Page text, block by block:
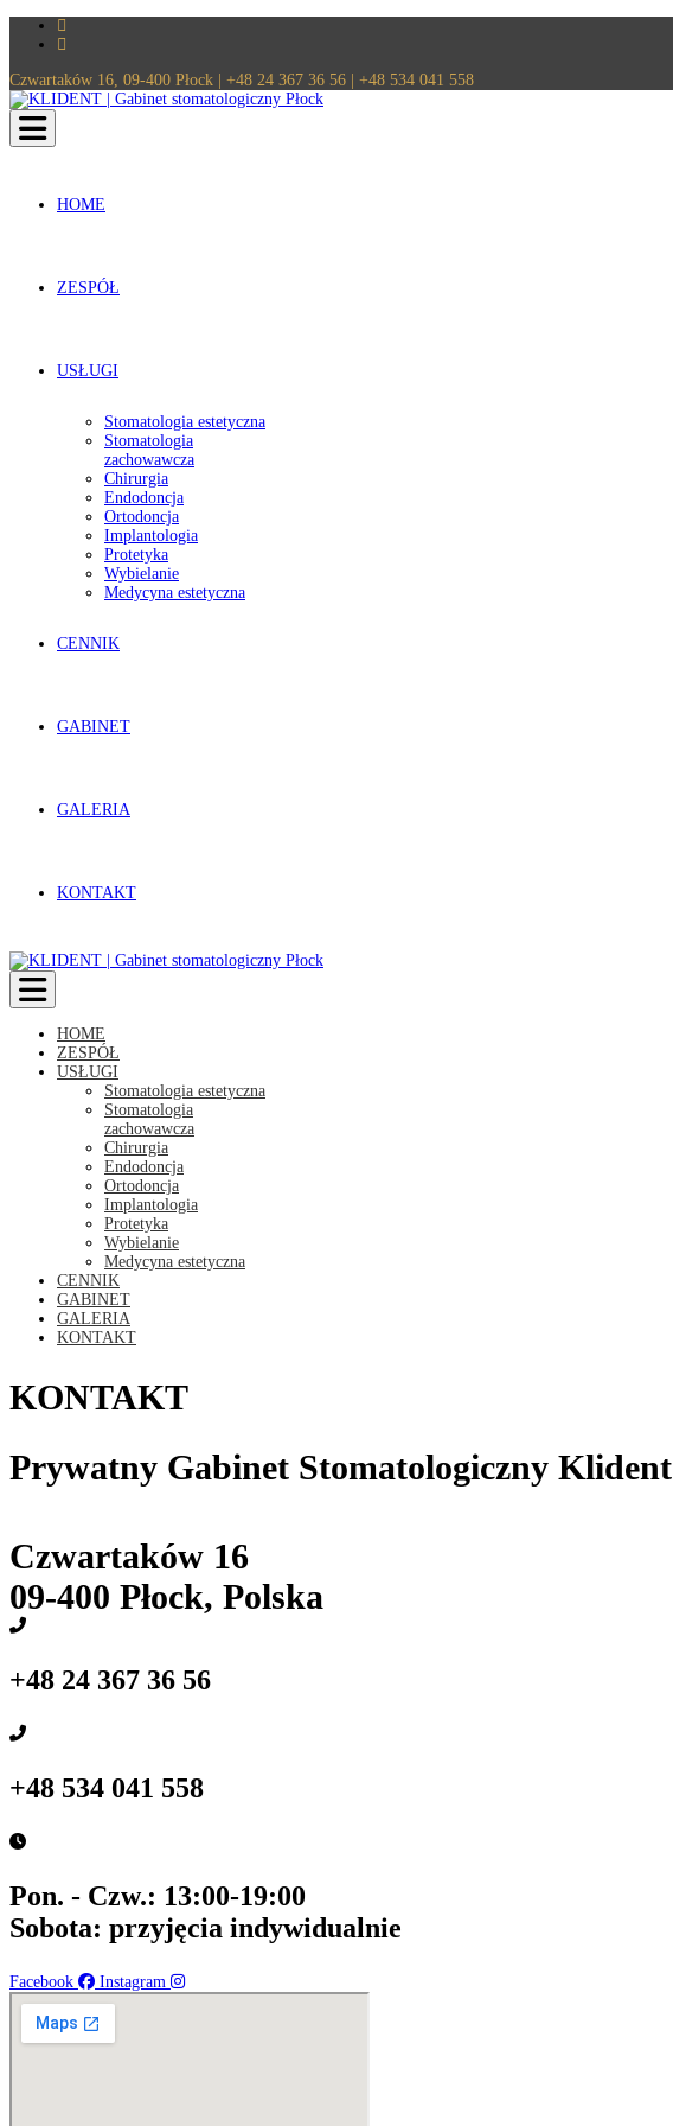
Czwartaków 16, 09-400 Płock | +48 24 367 36 56 | +48 534 041 558
Toggle navigation
HOME
ZESPÓŁ
USŁUGI
Stomatologia estetyczna
Stomatologia
zachowawcza
Chirurgia
Endodoncja
Ortodoncja
Implantologia
Protetyka
Wybielanie
Medycyna estetyczna
CENNIK
GABINET
GALERIA
KONTAKT
Toggle navigation
HOME
ZESPÓŁ
USŁUGI
Stomatologia estetyczna
Stomatologia
zachowawcza
Chirurgia
Endodoncja
Ortodoncja
Implantologia
Protetyka
Wybielanie
Medycyna estetyczna
CENNIK
GABINET
GALERIA
KONTAKT
KONTAKT
Prywatny Gabinet Stomatologiczny Klident
Czwartaków 16
09-400 Płock, Polska
+48 24 367 36 56
+48 534 041 558
Pon. - Czw.: 13:00-19:00
Sobota: przyjęcia indywidualnie
Facebook Instagram